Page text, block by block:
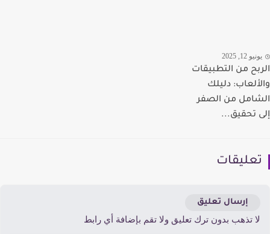
12, 2025
من التطبيقات
دليلك
من الصفر
تحقيق...
إرسال تعليق
تذهب بدون ترك تعليق ولا تقم بإضافة أي رابط